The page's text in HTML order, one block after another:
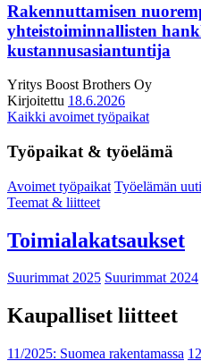
Rakennuttamisen
yhteistoiminnallisten
kustannusasiantuntija
Yritys Boost Brothers Oy
Kirjoitettu 18.6.2026
Kaikki avoimet työpaikat
Työpaikat & työelämä
Avoimet työpaikat Työelämän
Teemat & liitteet
Toimialakatsaukset
Suurimmat 2025 Suurimmat 2024
Kaupalliset liitteet
11/2025: Suomea rakentamassa